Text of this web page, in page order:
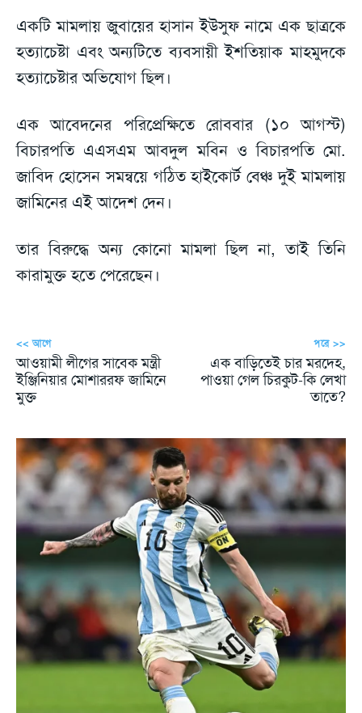
একটি মামলায় জুবায়ের হাসান ইউসুফ নামে এক ছাত্রকে
হত্যাচেষ্টা এবং অন্যটিতে ব্যবসায়ী ইশতিয়াক মাহমুদকে
হত্যাচেষ্টার অভিযোগ ছিল।
এক আবেদনের পরিপ্রেক্ষিতে রোববার (১০ আগস্ট)
বিচারপতি এএসএম আবদুল মবিন ও বিচারপতি মো.
জাবিদ হোসেন সমন্বয়ে গঠিত হাইকোর্ট বেঞ্চ দুই মামলায়
জামিনের এই আদেশ দেন।
তার বিরুদ্ধে অন্য কোনো মামলা ছিল না, তাই তিনি
কারামুক্ত হতে পেরেছেন।
<< আগে
আওয়ামী লীগের সাবেক মন্ত্রী
ইঞ্জিনিয়ার মোশাররফ জামিনে
মুক্ত
পরে >>
এক বাড়িতেই চার মরদেহ,
পাওয়া গেল চিরকুট-কি লেখা
তাতে?